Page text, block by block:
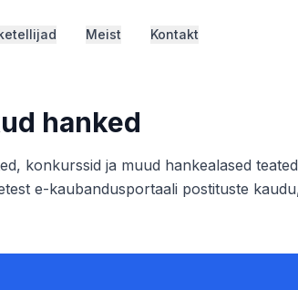
Meist Kontakt
hanked
konkurssid ja muud hankealased
e-kaubandusportaali postituste